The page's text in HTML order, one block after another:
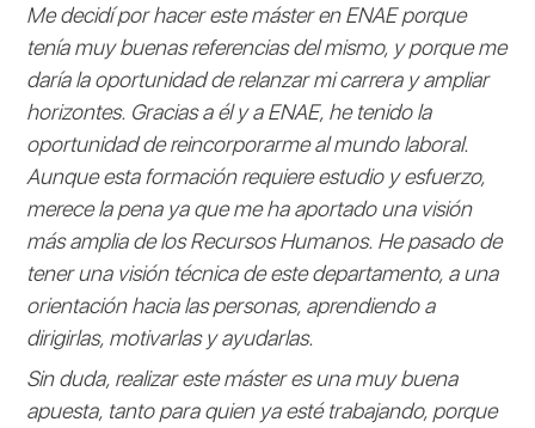
Me decidí por hacer este máster en ENAE porque
tenía muy buenas referencias del mismo, y porque me
daría la oportunidad de relanzar mi carrera y ampliar
horizontes. Gracias a él y a ENAE, he tenido la
oportunidad de reincorporarme al mundo laboral.
Aunque esta formación requiere estudio y esfuerzo,
merece la pena ya que me ha aportado una visión
más amplia de los Recursos Humanos. He pasado de
tener una visión técnica de este departamento, a una
orientación hacia las personas, aprendiendo a
dirigirlas, motivarlas y ayudarlas.
Sin duda, realizar este máster es una muy buena
apuesta, tanto para quien ya esté trabajando, porque